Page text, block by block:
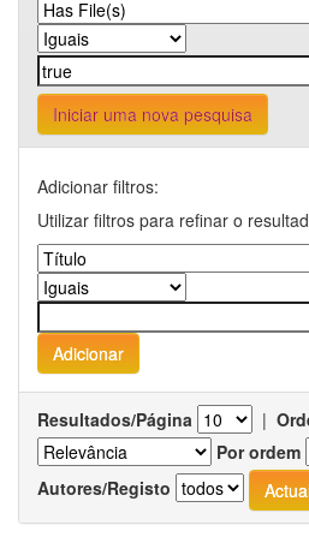
Iniciar uma nova pesquisa
Adicionar filtros:
Utilizar filtros para refinar o
Resultados/Página |
Por ordem
Autores/Registo